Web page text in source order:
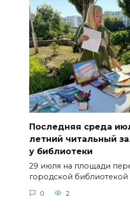
Последняя среда
летний читальный
у библиотеки
29 июля на площади
городской библиотекой
0 2